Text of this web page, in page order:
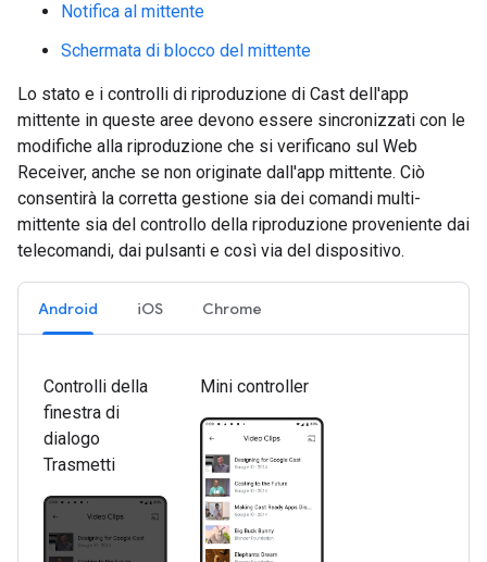
Notifica al mittente
Schermata di blocco del mittente
Lo stato e i controlli di riproduzione di Cast dell'app
mittente in queste aree devono essere sincronizzati con le
modifiche alla riproduzione che si verificano sul Web
Receiver, anche se non originate dall'app mittente. Ciò
consentirà la corretta gestione sia dei comandi multi-
mittente sia del controllo della riproduzione proveniente dai
telecomandi, dai pulsanti e così via del dispositivo.
Android iOS Chrome
Controlli della
finestra di
dialogo
Trasmetti
Mini controller